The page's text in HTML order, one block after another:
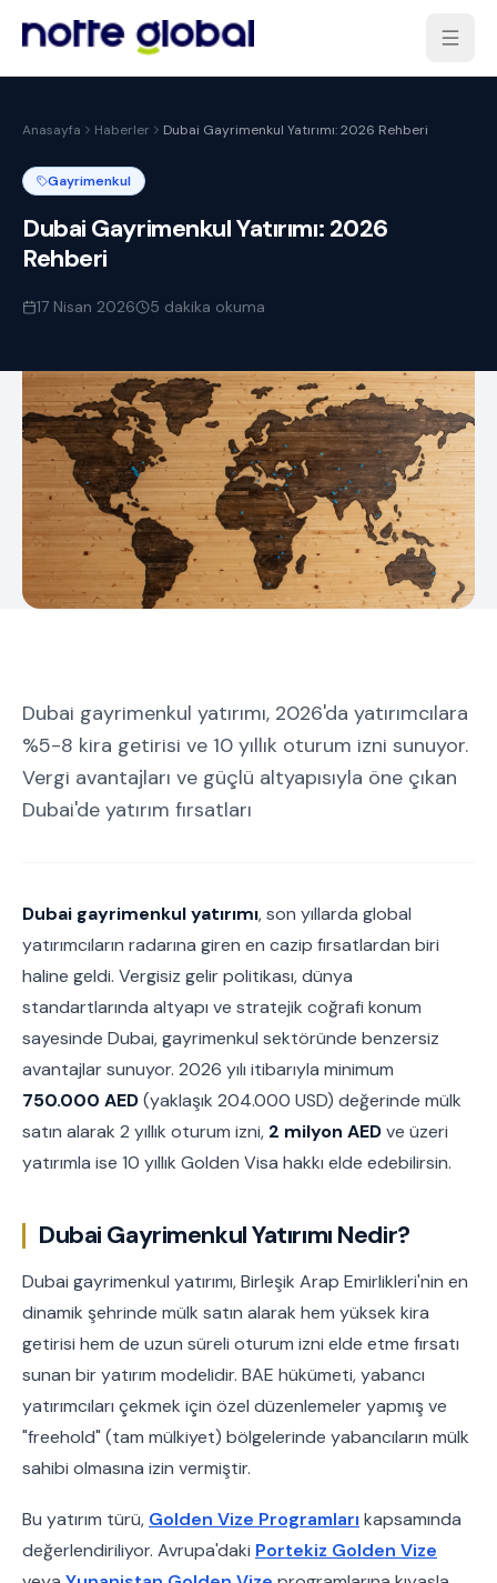
Anasayfa Haberler Dubai Gayrimenkul Yatırımı: 2026 Rehberi
Gayrimenkul
Dubai Gayrimenkul Yatırımı: 2026
Rehberi
17 Nisan 2026 5 dakika okuma
Dubai gayrimenkul yatırımı, 2026'da yatırımcılara
%5-8 kira getirisi ve 10 yıllık oturum izni sunuyor.
Vergi avantajları ve güçlü altyapısıyla öne çıkan
Dubai'de yatırım fırsatları
Dubai gayrimenkul yatırımı, son yıllarda global
yatırımcıların radarına giren en cazip fırsatlardan biri
haline geldi. Vergisiz gelir politikası, dünya
standartlarında altyapı ve stratejik coğrafi konum
sayesinde Dubai, gayrimenkul sektöründe benzersiz
avantajlar sunuyor. 2026 yılı itibarıyla minimum
750.000 AED(yaklaşık 204.000 USD) değerinde mülk
satın alarak 2 yıllık oturum izni, 2 milyon AEDve üzeri
yatırımla ise 10 yıllık Golden Visa hakkı elde edebilirsin.
Dubai Gayrimenkul Yatırımı Nedir?
Dubai gayrimenkul yatırımı, Birleşik Arap Emirlikleri'nin en
dinamik şehrinde mülk satın alarak hem yüksek kira
getirisi hem de uzun süreli oturum izni elde etme fırsatı
sunan bir yatırım modelidir. BAE hükümeti, yabancı
yatırımcıları çekmek için özel düzenlemeler yapmış ve
"freehold" (tam mülkiyet) bölgelerinde yabancıların mülk
sahibi olmasına izin vermiştir.
Bu yatırım türü, Golden Vize Programları kapsamında
değerlendiriliyor. Avrupa'daki Portekiz Golden Vize